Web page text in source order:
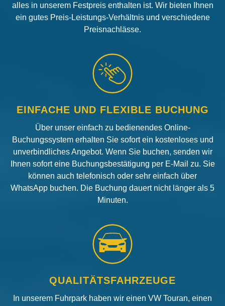
alles in unserem Festpreis enthalten ist. Wir bieten Ihnen
ein gutes Preis-Leistungs-Verhältnis und verschiedene
Preisnachlässe.
EINFACHE UND FLEXIBLE BUCHUNG
Über unser einfach zu bedienendes Online-
Buchungssystem erhalten Sie sofort ein kostenloses und
unverbindliches Angebot. Wenn Sie buchen, senden wir
Ihnen sofort eine Buchungsbestätigung per E-Mail zu. Sie
können auch telefonisch oder sehr einfach über
WhatsApp buchen. Die Buchung dauert nicht länger als 5
Minuten.
QUALITÄTSFAHRZEUGE
In unserem Fuhrpark haben wir einen VW Touran, einen